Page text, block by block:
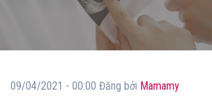
09/04/2021 - 00:00 Đăng bởi Mamamy